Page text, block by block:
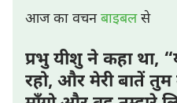
आज का वचनबाइबलसे
प्रभु यीशु ने कहा था,
रहो, और मेरी बातें तुम